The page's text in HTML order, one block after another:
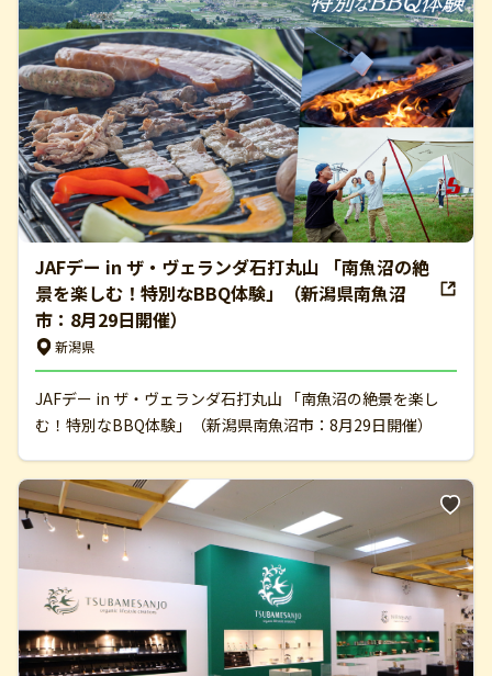
JAFデー in ザ・ヴェランダ石打丸山 「南魚沼の絶
景を楽しむ！特別なBBQ体験」（新潟県南魚沼
市：8月29日開催）
新潟県
JAFデー in ザ・ヴェランダ石打丸山 「南魚沼の絶景を楽し
む！特別なBBQ体験」（新潟県南魚沼市：8月29日開催）